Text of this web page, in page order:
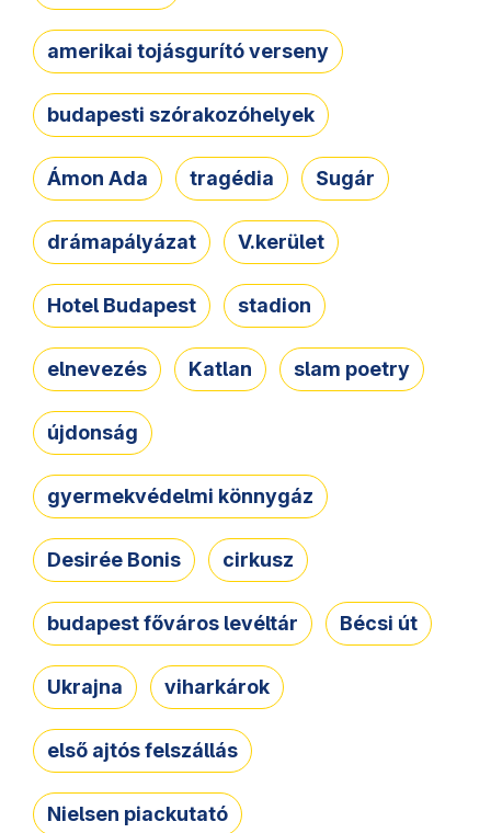
amerikai tojásgurító verseny
budapesti szórakozóhelyek
Ámon Ada tragédia Sugár
drámapályázat V.kerület
Hotel Budapest stadion
elnevezés Katlan slam poetry
újdonság
gyermekvédelmi könnygáz
Desirée Bonis cirkusz
budapest főváros levéltár Bécsi út
Ukrajna viharkárok
első ajtós felszállás
Nielsen piackutató